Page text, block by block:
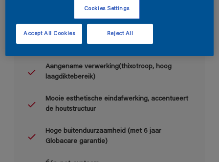
Aangename verwerking(thixotroop, hoog
laagdiktebereik)
Mooie esthetische eindafwerking, accentueert
de houtstructuur
Hoge buitenduurzaamheid (met 6 jaar
Globacare garantie)
Cookies Settings
Reject All
Accept All Cookies